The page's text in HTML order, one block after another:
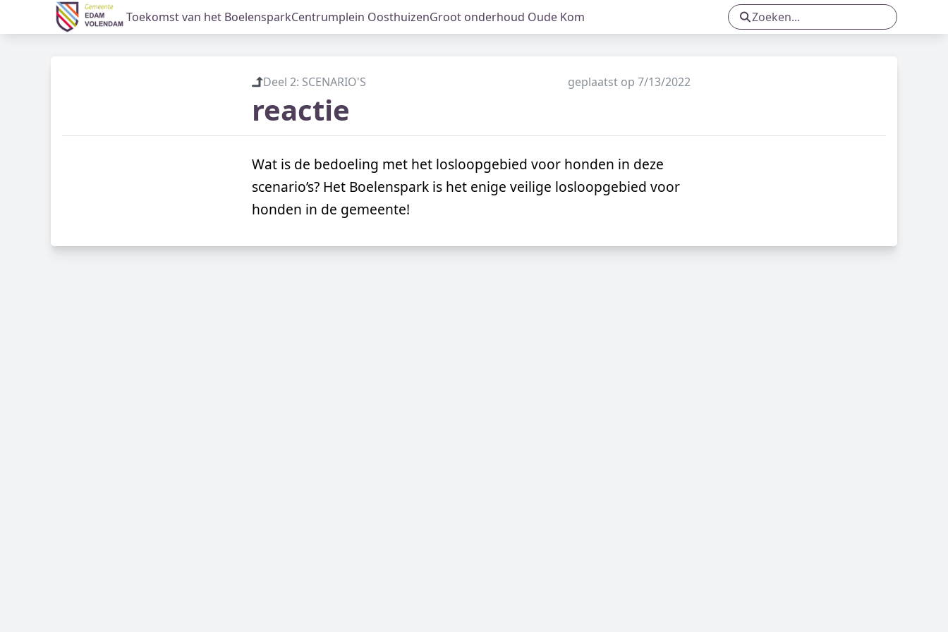
Toekomst van het BoelensparkCentrumplein OosthuizenGroot onderhoud Oude Kom
Deel 2: SCENARIO'S
geplaatst op 7/13/2022
reactie
Wat is de bedoeling met het losloopgebied voor honden in deze
scenario’s? Het Boelenspark is het enige veilige losloopgebied voor
honden in de gemeente!